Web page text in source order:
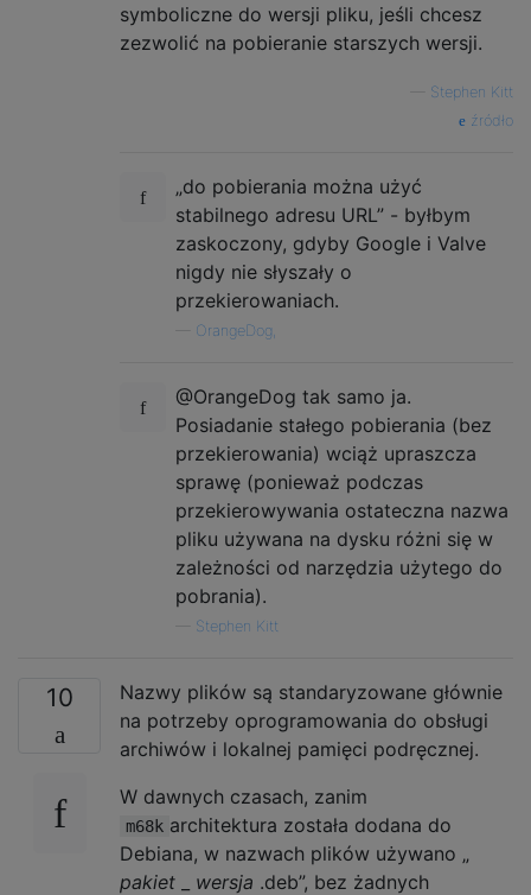
symboliczne do wersji pliku, jeśli chcesz
zezwolić na pobieranie starszych wersji.
Stephen Kitt
źródło
„do pobierania można użyć
stabilnego adresu URL” - byłbym
zaskoczony, gdyby Google i Valve
nigdy nie słyszały o
przekierowaniach.
OrangeDog,
@OrangeDog tak samo ja.
Posiadanie stałego pobierania (bez
przekierowania) wciąż upraszcza
sprawę (ponieważ podczas
przekierowywania ostateczna nazwa
pliku używana na dysku różni się w
zależności od narzędzia użytego do
pobrania).
Stephen Kitt
10
Nazwy plików są standaryzowane głównie
na potrzeby oprogramowania do obsługi
archiwów i lokalnej pamięci podręcznej.
W dawnych czasach, zanim
m68k architektura została dodana do
Debiana, w nazwach plików używano „
pakiet
wersja .deb”, bez żadnych